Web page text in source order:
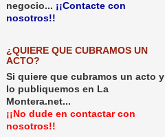
negocio... ¡¡Contacte con
nosotros!!
¿QUIERE QUE CUBRAMOS UN
ACTO?
Si quiere que cubramos un acto y
lo publiquemos en La
Montera.net...
¡¡No dude en contactar con
nosotros!!